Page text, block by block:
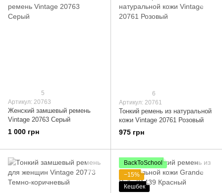
5
Артикул: 20763
Женский замшевый ремень
Vintage 20763 Серый
1 000 грн
6
Артикул: 20761
Тонкий ремень из натуральной
кожи Vintage 20761 Розовый
975 грн
BackToSchool
−15%
Кешбек